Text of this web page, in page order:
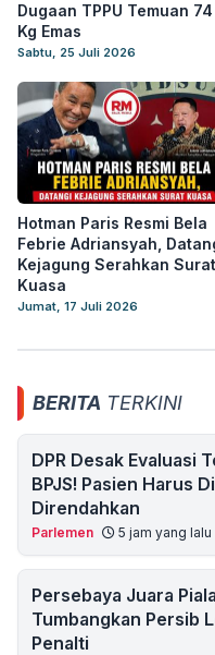
Dugaan TPPU Temuan 74
Kg Emas
Sabtu, 25 Juli 2026
Hotman Paris Resmi Bela
Febrie Adriansyah,
Kejagung Serahkan Surat
Kuasa
Jumat, 17 Juli 2026
BERITA TERKINI
DPR Desak Evaluasi
BPJS! Pasien Harus
Direndahkan
Parlemen 5 jam yang lalu
Persebaya Juara
Tumbangkan Persib
Penalti